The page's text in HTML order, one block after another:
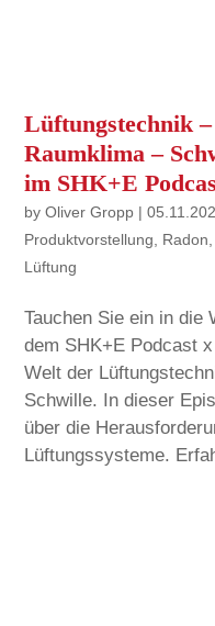
Lüftungstechnik
Raumklima –
im SHK+E
byOliver Gropp |
Produktvorstellung
Radon
Lüftung
Tauchen Sie ein in die
dem SHK+E Podcast
Welt der
Schwille. In dieser
über die
Lüftungssysteme.